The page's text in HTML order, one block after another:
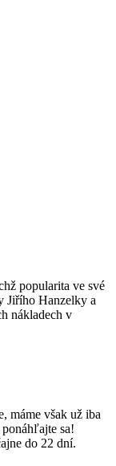
popularita ve své
Jiřího Hanzelky a
nákladech v
máme však už iba
sa!
do 22 dní.